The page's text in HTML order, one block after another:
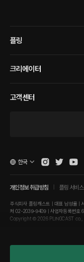
플링
크리에이터
고객센터
개인정보 취급방침 플링 서비
주식회사 플링캐스트 | 대표 남성률 |
처 02-2039-9409 | 사업자등록번호
Copyright © 2026 PLINGCAST
한국